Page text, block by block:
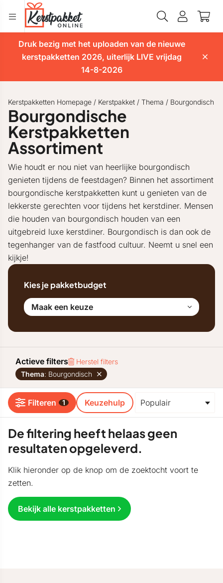
Druk bezig met het uploaden van de nieuwe
kerstpakketten 2026, uiterlijk LIVE vrijdag
14-8-2026
Kerstpakketten Homepage / Kerstpakket / Thema / Bourgondisch
Bourgondische
Kerstpakketten
Assortiment
Wie houdt er nou niet van heerlijke bourgondisch
genieten tijdens de feestdagen? Binnen het assortiment
bourgondische kerstpakketten kunt u genieten van de
lekkerste gerechten voor tijdens het kerstdiner. Mensen
die houden van bourgondisch houden van een
uitgebreid luxe kerstdiner. Bourgondisch is dan ook de
tegenhanger van de fastfood cultuur. Neemt u snel een
kijkje!
Kies je pakketbudget
Maak een keuze
Actieve filters
Herstel filters
Thema: Bourgondisch
Filteren 1 Keuzehulp
De filtering heeft helaas geen
resultaten opgeleverd.
Klik hieronder op de knop om de zoektocht voort te
zetten.
Bekijk alle kerstpakketten